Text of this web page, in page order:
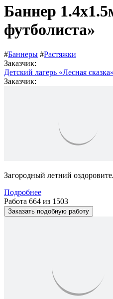
Баннер
футболиста»
#Баннеры #Растяжки
Заказчик:
Детский лагерь «Лесная сказка»
Заказчик:
Загородный летний
Подробнее
Работа 664 из 1503
Заказать подобную работу